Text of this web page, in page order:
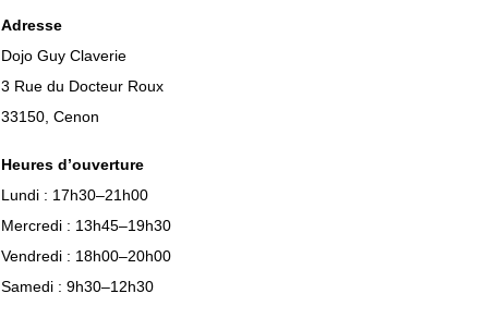
Adresse
Dojo Guy Claverie
3 Rue du Docteur Roux
33150, Cenon
Heures d’ouverture
Lundi : 17h30–21h00
Mercredi : 13h45–19h30
Vendredi : 18h00–20h00
Samedi : 9h30–12h30